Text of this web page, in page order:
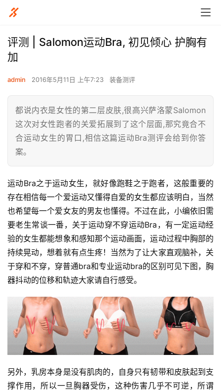
评测 | Salomon运动Bra, 初见倾心 护胸有
加
admin 2016年5月11日 上午7:23 装备测评
都说内衣是女性的第二层皮肤,很高兴萨洛蒙Salomon
这次对女性跑者的关爱拓展到了这个层面,那究竟合不
合运动女生的胃口,相信这篇运动Bra测评会给到你答
案。
运动Bra之于运动女生，就好像跑鞋之于跑者，这般重要的
存在相信每一个爱运动又懂得自爱的女生都应该明白，当然
也希望每一个爱女友的男友也懂得。不过在此，小编依旧需
要老生常谈一番，关于运动穿不穿运动Bra，有一定运动经
验的女生都能想象和感知那个运动画面，运动过程中胸部的
持续晃动，想着就有点生疼！当然为了让大家直观脑补，关
于穿和不穿，穿普通bra和专业运动bra的区别可见下图，胸
器抖动的位移和轨迹大家请自行感受。
另外，乳房本身是没有肌肉的，自身只有韧带和皮肤起到支
撑作用，所以一旦胸器受伤，这种伤害几乎不可逆，所谓